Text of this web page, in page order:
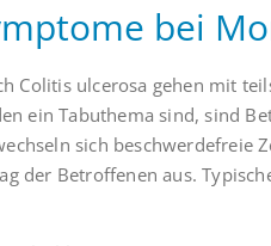
bei
Colitis ulcerosa gehen mit
ein Tabuthema sind, sind
sich beschwerdefreie
der Betroffenen aus.